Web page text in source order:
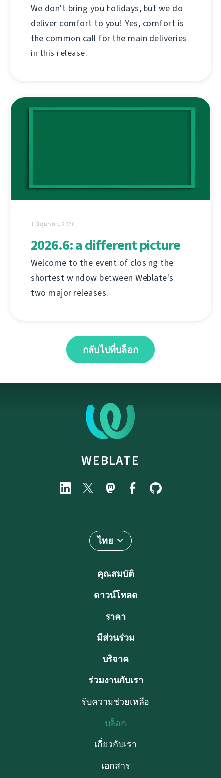
We don't bring you holidays, but we do
deliver comfort to you! Yes, comfort is
the common call for the main deliveries
in this release.
1 มิถุนายน 2026
2026.6: a different picture
Welcome to the event of closing the
shortest window between Weblate's
two major releases.
กลับไปที่บล็อก
WEBLATE
ไทย
คุณสมบัติ
ดาวน์โหลด
ราคา
มีส่วนร่วม
บริจาค
ร่วมงานกับเรา
รับความช่วยเหลือ
บล็อก
เกี่ยวกับเรา
เอกสาร